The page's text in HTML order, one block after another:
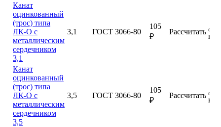
Канат
оцинкованный
(трос) типа
ЛК-О с
металлическим
сердечником
3,1
3,1 ГОСТ 3066-80
105
₽
Рассчитать
Канат
оцинкованный
(трос) типа
ЛК-О с
металлическим
сердечником
3,5
3,5 ГОСТ 3066-80
105
₽
Рассчитать